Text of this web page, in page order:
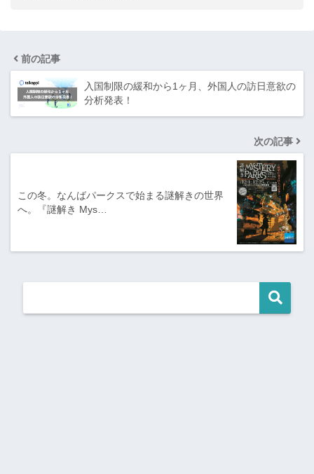
前の記事
入国制限の緩和から1ヶ月、外国人の訪日意欲の
分析発表！
次の記事
この冬。なんばパークスで始まる謎解きの世界
へ。『謎解き Mys…